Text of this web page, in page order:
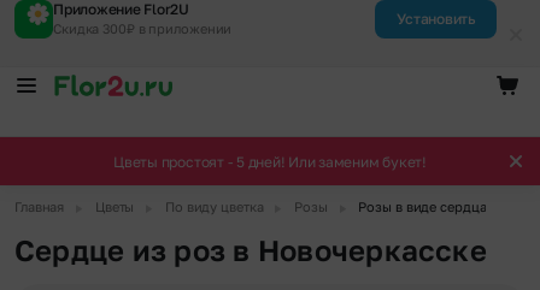
Приложение Flor2U
Скидка 300₽ в приложении
Установить
Цветы простоят - 5 дней! Или заменим букет!
Главная Цветы По виду цветка Розы Розы в виде сердца
Сердце из роз в Новочеркасске